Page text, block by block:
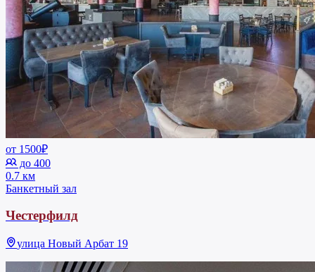
от 1500₽
до 400
0.7 км
Банкетный зал
Честерфилд
улица Новый Арбат 19